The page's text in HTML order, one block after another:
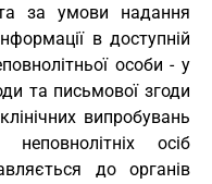
за умови надання
в доступній
особи - у
та письмової згоди
випробувань
осіб
до органів